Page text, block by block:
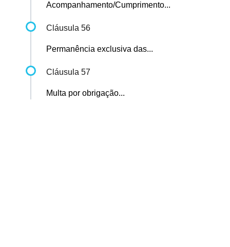
Acompanhamento/Cumprimento...
Cláusula 56
Permanência exclusiva das...
Cláusula 57
Multa por obrigação...